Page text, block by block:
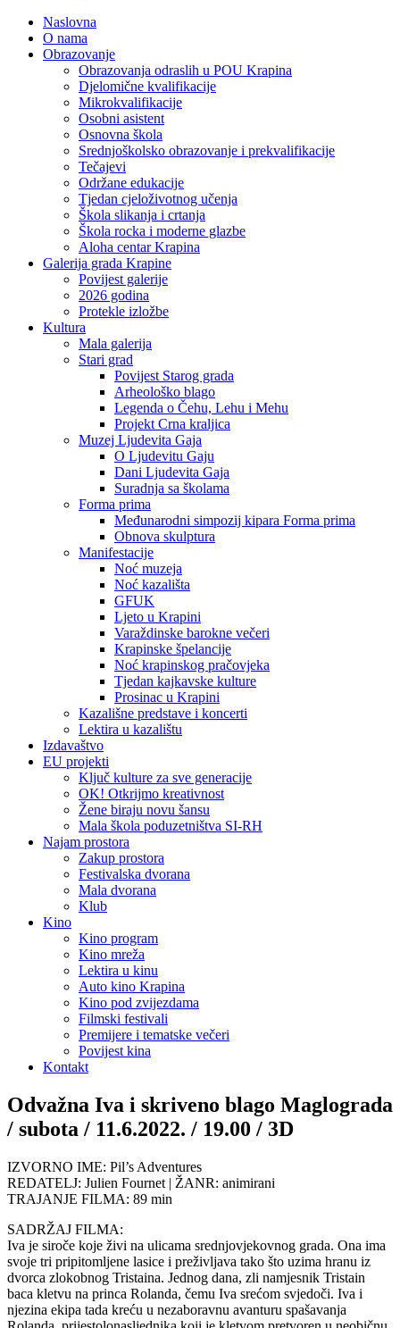
Naslovna
O nama
Obrazovanje
Obrazovanja odraslih u POU Krapina
Djelomične kvalifikacije
Mikrokvalifikacije
Osobni asistent
Osnovna škola
Srednjoškolsko obrazovanje i prekvalifikacije
Tečajevi
Održane edukacije
Tjedan cjeloživotnog učenja
Škola slikanja i crtanja
Škola rocka i moderne glazbe
Aloha centar Krapina
Galerija grada Krapine
Povijest galerije
2026 godina
Protekle izložbe
Kultura
Mala galerija
Stari grad
Povijest Starog grada
Arheološko blago
Legenda o Čehu, Lehu i Mehu
Projekt Crna kraljica
Muzej Ljudevita Gaja
O Ljudevitu Gaju
Dani Ljudevita Gaja
Suradnja sa školama
Forma prima
Međunarodni simpozij kipara Forma prima
Obnova skulptura
Manifestacije
Noć muzeja
Noć kazališta
GFUK
Ljeto u Krapini
Varaždinske barokne večeri
Krapinske špelancije
Noć krapinskog pračovjeka
Tjedan kajkavske kulture
Prosinac u Krapini
Kazališne predstave i koncerti
Lektira u kazalištu
Izdavaštvo
EU projekti
Ključ kulture za sve generacije
OK! Otkrijmo kreativnost
Žene biraju novu šansu
Mala škola poduzetništva SI-RH
Najam prostora
Zakup prostora
Festivalska dvorana
Mala dvorana
Klub
Kino
Kino program
Kino mreža
Lektira u kinu
Auto kino Krapina
Kino pod zvijezdama
Filmski festivali
Premijere i tematske večeri
Povijest kina
Kontakt
Odvažna Iva i skriveno blago Maglograda
/ subota / 11.6.2022. / 19.00 / 3D
IZVORNO IME: Pil’s Adventures
REDATELJ: Julien Fournet | ŽANR: animirani
TRAJANJE FILMA: 89 min
SADRŽAJ FILMA:
Iva je siroče koje živi na ulicama srednjovjekovnog grada. Ona ima
svoje tri pripitomljene lasice i preživljava tako što uzima hranu iz
dvorca zlokobnog Tristaina. Jednog dana, zli namjesnik Tristain
baca kletvu na princa Rolanda, čemu Iva srećom svjedoči. Iva i
njezina ekipa tada kreću u nezaboravnu avanturu spašavanja